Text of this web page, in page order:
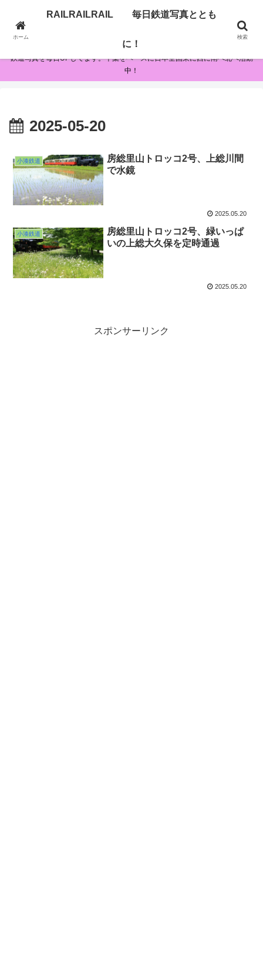
RAILRAILRAIL 毎日鉄道写真とともに！
鉄道写真を毎日UPしてます。千葉をベースに日本全国東に西に南へ北へ活動
中！
2025-05-20
小湊鉄道
房総里山トロッコ2号、上総川間
で水鏡
2025.05.20
小湊鉄道
房総里山トロッコ2号、緑いっぱ
いの上総大久保を定時通過
2025.05.20
スポンサーリンク
ホーム
RAILRAILRAIL 毎日鉄道写真ととも
に！
検索